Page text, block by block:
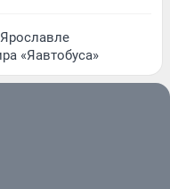
«Яавтобуса»